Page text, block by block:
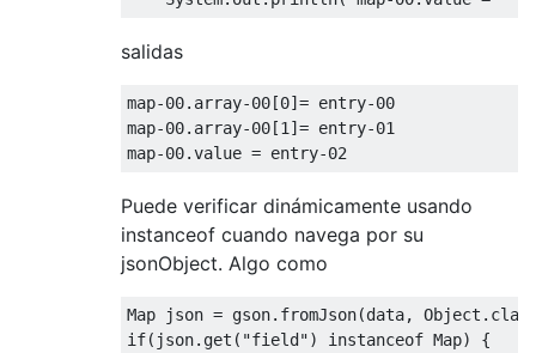
salidas
map-00.array-00[0]= entry-00
map-00.array-00[1 ]= entry-01
map-00.value = entry-02
Puede verificar dinámicamente usando
instanceof cuando navega por su
jsonObject. Algo como
Map json = gson. fromJson(data, Object .
if( json. get ( "field") instanceof Map)
{